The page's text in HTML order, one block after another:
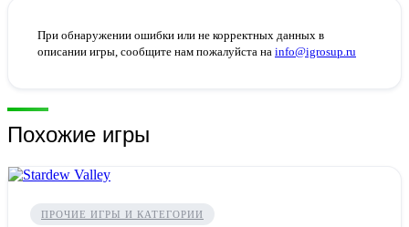
При обнаружении ошибки или не корректных данных в
описании игры, сообщите нам пожалуйста на info@igrosup.ru
Похожие игры
ПРОЧИЕ ИГРЫ И КАТЕГОРИИ